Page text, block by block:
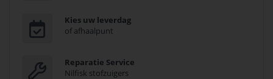
Kies uw leverdag
of afhaalpunt
Reparatie Service
Nilfisk stofzuigers